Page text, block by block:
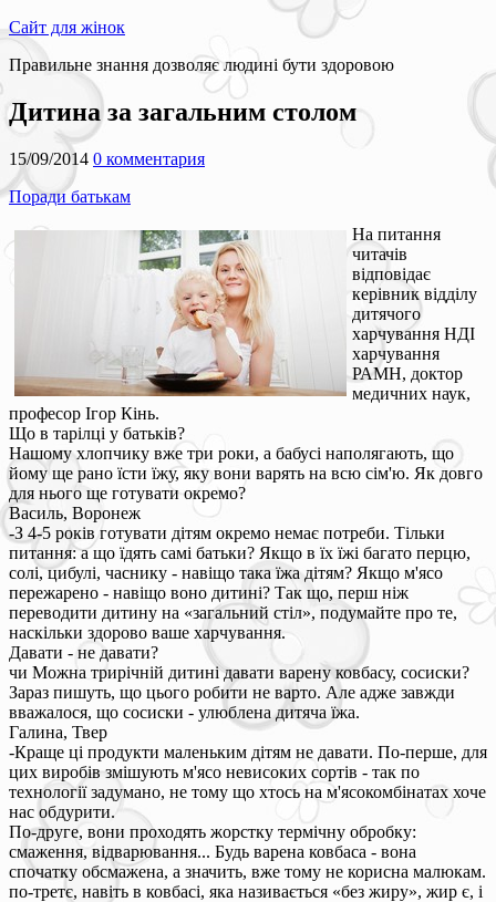
Сайт для жінок
Правильне знання дозволяє людині бути здоровою
Дитина за загальним столом
15/09/2014 0 комментария
Поради батькам
На питання
читачів
відповідає
керівник відділу
дитячого
харчування НДІ
харчування
РАМН, доктор
медичних наук,
професор Ігор Кінь.
Що в тарілці у батьків?
Нашому хлопчику вже три роки, а бабусі наполягають, що
йому ще рано їсти їжу, яку вони варять на всю сім'ю. Як довго
для нього ще готувати окремо?
Василь, Воронеж
-З 4-5 років готувати дітям окремо немає потреби. Тільки
питання: а що їдять самі батьки? Якщо в їх їжі багато перцю,
солі, цибулі, часнику - навіщо така їжа дітям? Якщо м'ясо
пережарено - навіщо воно дитині? Так що, перш ніж
переводити дитину на «загальний стіл», подумайте про те,
наскільки здорово ваше харчування.
Давати - не давати?
чи Можна трирічній дитині давати варену ковбасу, сосиски?
Зараз пишуть, що цього робити не варто. Але адже завжди
вважалося, що сосиски - улюблена дитяча їжа.
Галина, Твер
-Краще ці продукти маленьким дітям не давати. По-перше, для
цих виробів змішують м'ясо невисоких сортів - так по
технології задумано, не тому що хтось на м'ясокомбінатах хоче
нас обдурити.
По-друге, вони проходять жорстку термічну обробку:
смаження, відварювання... Будь варена ковбаса - вона
спочатку обсмажена, а значить, вже тому не корисна малюкам.
по-третє, навіть в ковбасі, яка називається «без жиру», жир є, і